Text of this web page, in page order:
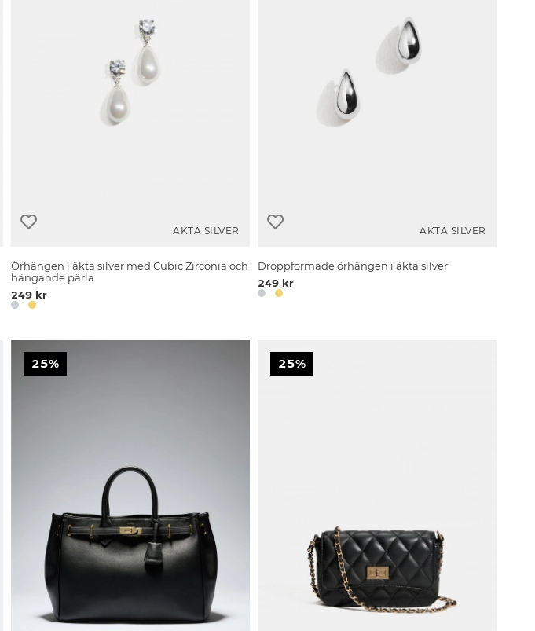
ÄKTA SILVER
Örhängen i äkta silver med Cubic Zirconia och
hängande pärla
249 kr
ÄKTA SILVER
Droppformade örhängen i äkta silver
249 kr
25% 25%